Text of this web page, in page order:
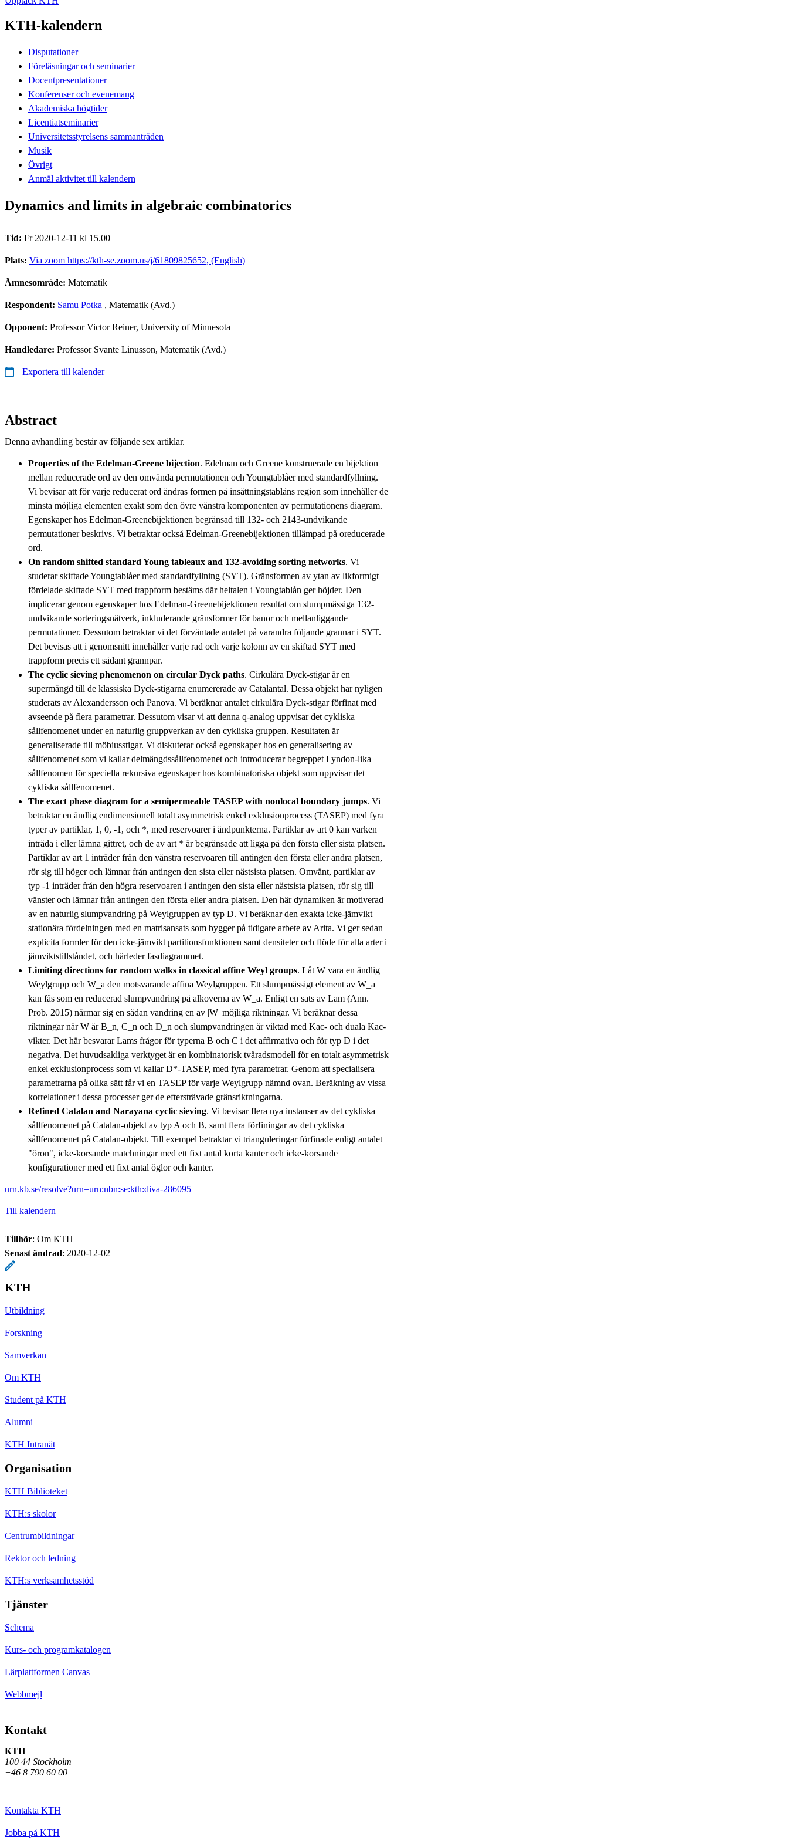
KTH-kalendern
Disputationer
Föreläsningar och seminarier
Docentpresentationer
Konferenser och evenemang
Akademiska högtider
Licentiatseminarier
Universitetsstyrelsens sammanträden
Musik
Övrigt
Anmäl aktivitet till kalendern
Dynamics and limits in algebraic combinatorics
Tid: Fr 2020-12-11 kl 15.00
Plats: Via zoom https://kth-se.zoom.us/j/61809825652, (English)
Ämnesområde: Matematik
Respondent: Samu Potka , Matematik (Avd.)
Opponent: Professor Victor Reiner, University of Minnesota
Handledare: Professor Svante Linusson, Matematik (Avd.)
Exportera till kalender
Abstract
Denna avhandling består av följande sex artiklar.
Properties of the Edelman-Greene bijection. Edelman och Greene konstruerade en bijektion
mellan reducerade ord av den omvända permutationen och Youngtablåer med standardfyllning.
Vi bevisar att för varje reducerat ord ändras formen på insättningstablåns region som innehåller de
minsta möjliga elementen exakt som den övre vänstra komponenten av permutationens diagram.
Egenskaper hos Edelman-Greenebijektionen begränsad till 132- och 2143-undvikande
permutationer beskrivs. Vi betraktar också Edelman-Greenebijektionen tillämpad på oreducerade
ord.
On random shifted standard Young tableaux and 132-avoiding sorting networks. Vi
studerar skiftade Youngtablåer med standardfyllning (SYT). Gränsformen av ytan av likformigt
fördelade skiftade SYT med trappform bestäms där heltalen i Youngtablån ger höjder. Den
implicerar genom egenskaper hos Edelman-Greenebijektionen resultat om slumpmässiga 132-
undvikande sorteringsnätverk, inkluderande gränsformer för banor och mellanliggande
permutationer. Dessutom betraktar vi det förväntade antalet på varandra följande grannar i SYT.
Det bevisas att i genomsnitt innehåller varje rad och varje kolonn av en skiftad SYT med
trappform precis ett sådant grannpar.
The cyclic sieving phenomenon on circular Dyck paths. Cirkulära Dyck-stigar är en
supermängd till de klassiska Dyck-stigarna enumererade av Catalantal. Dessa objekt har nyligen
studerats av Alexandersson och Panova. Vi beräknar antalet cirkulära Dyck-stigar förfinat med
avseende på flera parametrar. Dessutom visar vi att denna q-analog uppvisar det cykliska
sållfenomenet under en naturlig gruppverkan av den cykliska gruppen. Resultaten är
generaliserade till möbiusstigar. Vi diskuterar också egenskaper hos en generalisering av
sållfenomenet som vi kallar delmängdssållfenomenet och introducerar begreppet Lyndon-lika
sållfenomen för speciella rekursiva egenskaper hos kombinatoriska objekt som uppvisar det
cykliska sållfenomenet.
The exact phase diagram for a semipermeable TASEP with nonlocal boundary jumps. Vi
betraktar en ändlig endimensionell totalt asymmetrisk enkel exklusionprocess (TASEP) med fyra
typer av partiklar, 1, 0, -1, och *, med reservoarer i ändpunkterna. Partiklar av art 0 kan varken
inträda i eller lämna gittret, och de av art * är begränsade att ligga på den första eller sista platsen.
Partiklar av art 1 inträder från den vänstra reservoaren till antingen den första eller andra platsen,
rör sig till höger och lämnar från antingen den sista eller nästsista platsen. Omvänt, partiklar av
typ -1 inträder från den högra reservoaren i antingen den sista eller nästsista platsen, rör sig till
vänster och lämnar från antingen den första eller andra platsen. Den här dynamiken är motiverad
av en naturlig slumpvandring på Weylgruppen av typ D. Vi beräknar den exakta icke-jämvikt
stationära fördelningen med en matrisansats som bygger på tidigare arbete av Arita. Vi ger sedan
explicita formler för den icke-jämvikt partitionsfunktionen samt densiteter och flöde för alla arter i
jämviktstillståndet, och härleder fasdiagrammet.
Limiting directions for random walks in classical affine Weyl groups. Låt W vara en ändlig
Weylgrupp och W_a den motsvarande affina Weylgruppen. Ett slumpmässigt element av W_a
kan fås som en reducerad slumpvandring på alkoverna av W_a. Enligt en sats av Lam (Ann.
Prob. 2015) närmar sig en sådan vandring en av |W| möjliga riktningar. Vi beräknar dessa
riktningar när W är B_n, C_n och D_n och slumpvandringen är viktad med Kac- och duala Kac-
vikter. Det här besvarar Lams frågor för typerna B och C i det affirmativa och för typ D i det
negativa. Det huvudsakliga verktyget är en kombinatorisk tvåradsmodell för en totalt asymmetrisk
enkel exklusionprocess som vi kallar D*-TASEP, med fyra parametrar. Genom att specialisera
parametrarna på olika sätt får vi en TASEP för varje Weylgrupp nämnd ovan. Beräkning av vissa
korrelationer i dessa processer ger de eftersträvade gränsriktningarna.
Refined Catalan and Narayana cyclic sieving. Vi bevisar flera nya instanser av det cykliska
sållfenomenet på Catalan-objekt av typ A och B, samt flera förfiningar av det cykliska
sållfenomenet på Catalan-objekt. Till exempel betraktar vi trianguleringar förfinade enligt antalet
"öron", icke-korsande matchningar med ett fixt antal korta kanter och icke-korsande
konfigurationer med ett fixt antal öglor och kanter.
urn.kb.se/resolve?urn=urn:nbn:se:kth:diva-286095
Till kalendern
Tillhör: Om KTH
Senast ändrad: 2020-12-02
KTH
Utbildning
Forskning
Samverkan
Om KTH
Student på KTH
Alumni
KTH Intranät
Organisation
KTH Biblioteket
KTH:s skolor
Centrumbildningar
Rektor och ledning
KTH:s verksamhetsstöd
Tjänster
Schema
Kurs- och programkatalogen
Lärplattformen Canvas
Webbmejl
Kontakt
KTH
100 44 Stockholm
+46 8 790 60 00
Kontakta KTH
Jobba på KTH